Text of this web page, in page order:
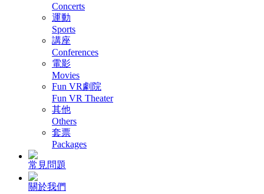
Concerts
運動
Sports
講座
Conferences
電影
Movies
Fun VR劇院
Fun VR Theater
其他
Others
套票
Packages
常見問題
關於我們